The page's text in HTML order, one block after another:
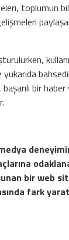
toplumun
bir
bir web
fark